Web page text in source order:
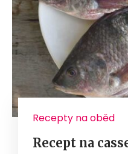
Recepty na oběd
Recept na